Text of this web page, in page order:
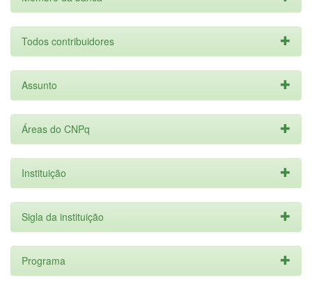
Todos contribuidores
Assunto
Áreas do CNPq
Instituição
Sigla da instituição
Programa